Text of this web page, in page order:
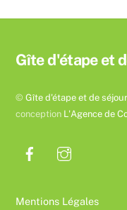
Gîte d'étape et
©Gîte d'étape et de
conception L'Agence de
Mentions Légales